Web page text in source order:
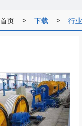
首页 > 下载 > 行